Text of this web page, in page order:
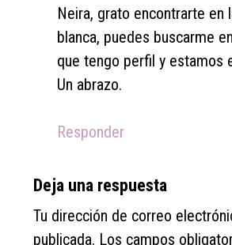
Neira, grato encontrarte en
blanca, puedes buscarme
que tengo perfil y estamos
Un abrazo.
Responder
Deja una respuesta
Tu dirección de correo
publicada. Los campos